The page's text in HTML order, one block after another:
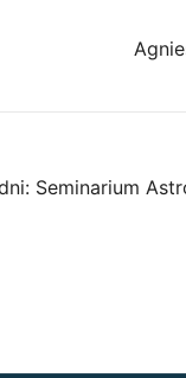
Seminarium